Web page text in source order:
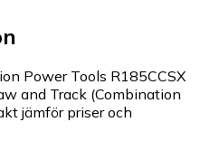
Power Tools R185CCSX
and Track (Combination
jämför priser och